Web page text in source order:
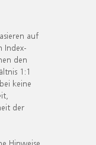
auf
Index-
den
1:1
keine
der